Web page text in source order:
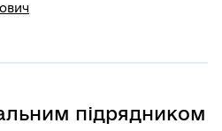
підрядником